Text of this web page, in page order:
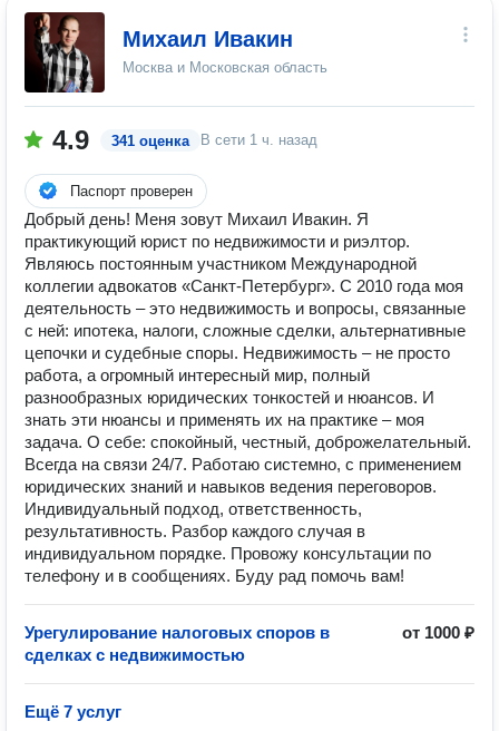
Михаил Ивакин
Москва и Московская область
4.9 341 оценка В сети 1 ч. назад
Паспорт проверен
Добрый день! Меня зовут Михаил Ивакин. Я
практикующий юрист по недвижимости и риэлтор.
Являюсь постоянным участником Международной
коллегии адвокатов «Санкт-Петербург». С 2010 года моя
деятельность – это недвижимость и вопросы, связанные
с ней: ипотека, налоги, сложные сделки, альтернативные
цепочки и судебные споры. Недвижимость – не просто
работа, а огромный интересный мир, полный
разнообразных юридических тонкостей и нюансов. И
знать эти нюансы и применять их на практике – моя
задача. О себе: спокойный, честный, доброжелательный.
Всегда на связи 24/7. Работаю системно, с применением
юридических знаний и навыков ведения переговоров.
Индивидуальный подход, ответственность,
результативность. Разбор каждого случая в
индивидуальном порядке. Провожу консультации по
телефону и в сообщениях. Буду рад помочь вам!
Урегулирование налоговых споров в
сделках с недвижимостью
от 1000 ₽
Ещё 7 услуг